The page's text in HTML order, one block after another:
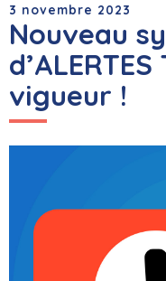
3 novembre 2023
Nouveau
vigueur !